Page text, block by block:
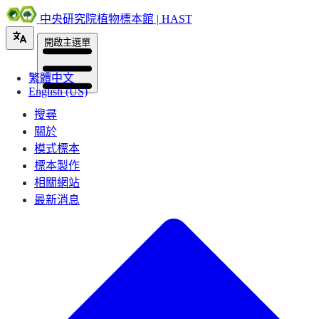
中央研究院植物標本館 | HAST
繁體中文
English (US)
開啟主選單
搜尋
關於
模式標本
標本製作
相關網站
最新消息